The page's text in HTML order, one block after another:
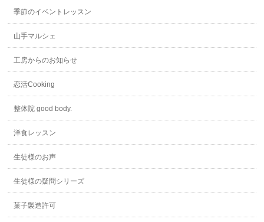
季節のイベントレッスン
山手マルシェ
工房からのお知らせ
恋活Cooking
整体院 good body.
洋食レッスン
生徒様のお声
生徒様の疑問シリーズ
菓子製造許可